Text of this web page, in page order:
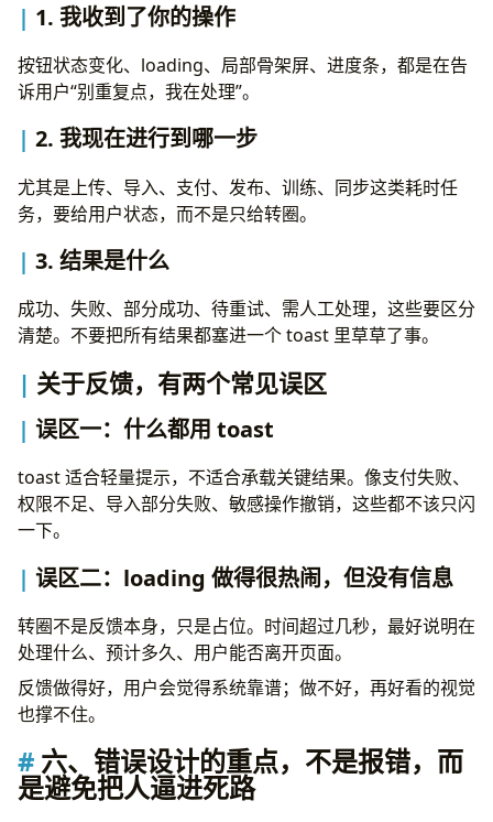
1. 我收到了你的操作
按钮状态变化、loading、局部骨架屏、进度条，都是在告
诉用户“别重复点，我在处理”。
2. 我现在进行到哪一步
尤其是上传、导入、支付、发布、训练、同步这类耗时任
务，要给用户状态，而不是只给转圈。
3. 结果是什么
成功、失败、部分成功、待重试、需人工处理，这些要区分
清楚。不要把所有结果都塞进一个 toast 里草草了事。
关于反馈，有两个常见误区
误区一：什么都用 toast
toast 适合轻量提示，不适合承载关键结果。像支付失败、
权限不足、导入部分失败、敏感操作撤销，这些都不该只闪
一下。
误区二：loading 做得很热闹，但没有信息
转圈不是反馈本身，只是占位。时间超过几秒，最好说明在
处理什么、预计多久、用户能否离开页面。
反馈做得好，用户会觉得系统靠谱；做不好，再好看的视觉
也撑不住。
六、错误设计的重点，不是报错，而
是避免把人逼进死路